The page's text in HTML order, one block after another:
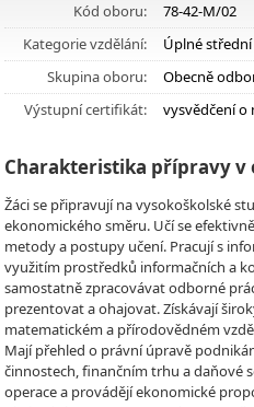
Kód oboru:
78-42-M/02
Kategorie vzdělání:
Úplné
Skupina oboru:
Obecně
Výstupní certifikát:
vysvědčení o
Charakteristika přípravy v
Žáci se připravují na vysokoškolské
ekonomického směru. Učí se
metody a postupy učení. Pracují s
využitím prostředků informačních a
samostatně zpracovávat odborné
prezentovat a ohajovat. Získávají
matematickém a přírodovědném
Mají přehled o právní úpravě
činnostech, finančním trhu a daňové
operace a provádějí ekonomické